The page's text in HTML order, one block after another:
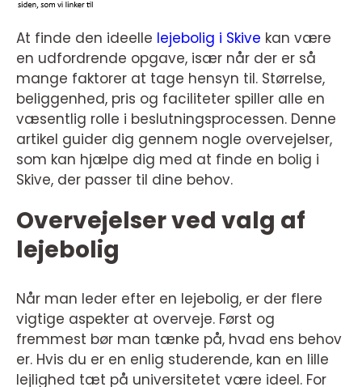
At finde den ideelle lejebolig i Skive kan være
en udfordrende opgave, især når der er så
mange faktorer at tage hensyn til. Størrelse,
beliggenhed, pris og faciliteter spiller alle en
væsentlig rolle i beslutningsprocessen. Denne
artikel guider dig gennem nogle overvejelser,
som kan hjælpe dig med at finde en bolig i
Skive, der passer til dine behov.
Overvejelser ved valg af
lejebolig
Når man leder efter en lejebolig, er der flere
vigtige aspekter at overveje. Først og
fremmest bør man tænke på, hvad ens behov
er. Hvis du er en enlig studerende, kan en lille
lejlighed tæt på universitetet være ideel. For